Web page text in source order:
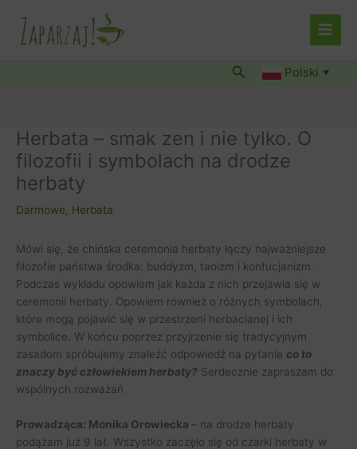
treści
Szukaj Polski ▼
Herbata – smak zen i nie tylko. O
filozofii i symbolach na drodze
herbaty
Darmowe, Herbata
Mówi się, że chińska ceremonia herbaty łączy najważniejsze
filozofie państwa środka: buddyzm, taoizm i konfucjanizm.
Podczas wykładu opowiem jak każda z nich przejawia się w
ceremonii herbaty. Opowiem również o różnych symbolach,
które mogą pojawić się w przestrzeni herbacianej i ich
symbolice. W końcu poprzez przyjrzenie się tradycyjnym
zasadom spróbujemy znaleźć odpowiedź na pytanie co to
znaczy być człowiekiem herbaty? Serdecznie zapraszam do
wspólnych rozważań
Prowadząca: Monika Orowiecka – na drodze herbaty
podążam już 9 lat. Wszystko zaczęło się od czarki herbaty w